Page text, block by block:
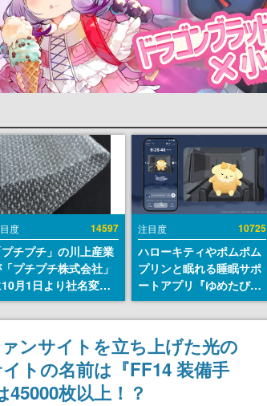
度 14597
プチプチ」の川上産業
プチプチ株式会社」
月1日より社名変更
創業58年で初めての
で、“プチッ”と鳴る
なじみの緩衝材が会社
前に
注目度 10725
ハローキティやポムポム
プリンと眠れる睡眠サポ
ートアプリ『ゆめたび』
が配信中。キャラごとの
ASMRや目覚ましアラー
ムも搭載
ンサイトを立ち上げた光の
トの名前は『FF14 装備手
枚以上！？